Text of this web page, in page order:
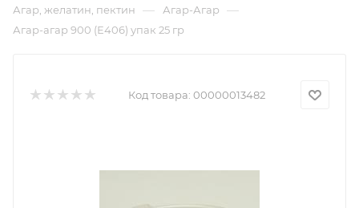
Агар, желатин, пектин — Агар-Агар —
Агар-агар 900 (Е406) упак 25 гр
Код товара: 00000013482